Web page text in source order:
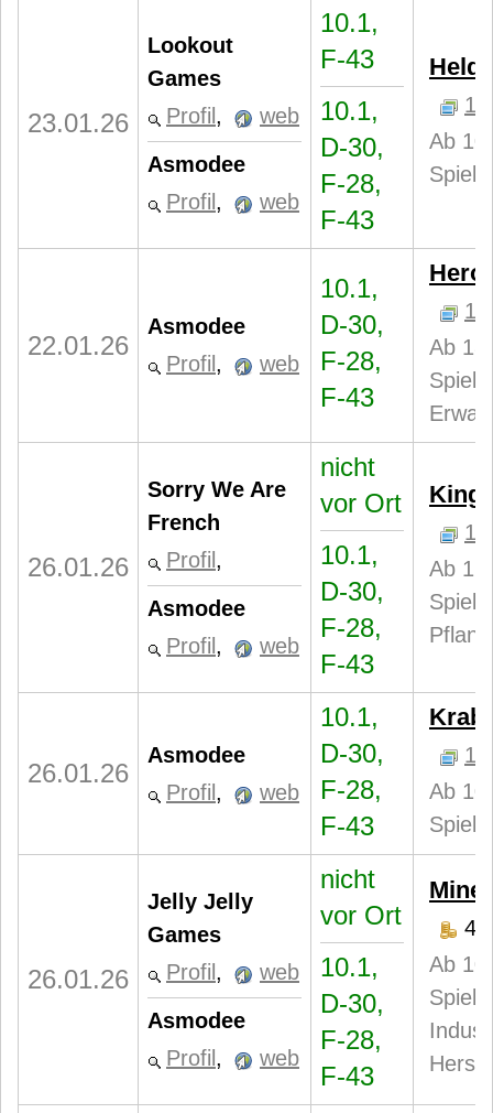
23.01.26
Lookout
Games
Profil ,
web
Asmodee
Profil , web
10.1,
F-43
10.1,
D-30,
F-28,
F-43
1
Ab 10
22.01.26
Asmodee
Profil , web
10.1,
D-30,
F-28,
F-43
1
Ab 18
26.01.26
Sorry We Are
French
Profil ,
Asmodee
Profil , web
nicht
vor Ort
10.1,
D-30,
F-28,
F-43
1
Ab 12
26.01.26
Asmodee
Profil , web
10.1,
D-30,
F-28,
F-43
1
Ab 10
26.01.26
Jelly Jelly
Games
Profil ,
web
Asmodee
Profil , web
nicht
vor Ort
10.1,
D-30,
F-28,
F-43
Ab 10